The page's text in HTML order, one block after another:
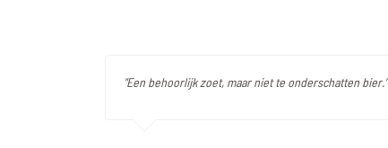
"Een behoorlijk zoet, maar niet te onderschatten bier."